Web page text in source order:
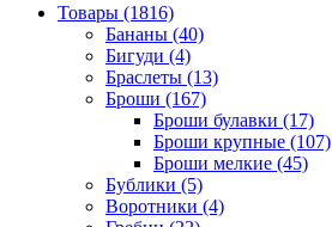
Товары (1816)
Бананы (40)
Бигуди (4)
Браслеты (13)
Броши (167)
Броши булавки (17)
Броши крупные (107)
Броши мелкие (45)
Бублики (5)
Воротники (4)